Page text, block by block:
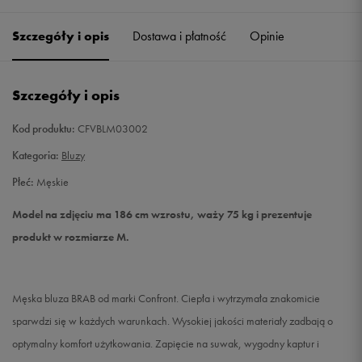
M Powiadom o dostępności
Szczegóły i opis Dostawa i płatność Opinie
Szczegóły i opis
Kod produktu: CFVBLM03002
Kategoria: Bluzy
Płeć: Męskie
Model na zdjęciu ma 186 cm wzrostu, waży 75 kg i prezentuje
produkt w rozmiarze M.
Męska bluza BRAB od marki Confront. Ciepła i wytrzymała znakomicie
sparwdzi się w każdych warunkach. Wysokiej jakości materiały zadbają o
optymalny komfort użytkowania. Zapięcie na suwak, wygodny kaptur i